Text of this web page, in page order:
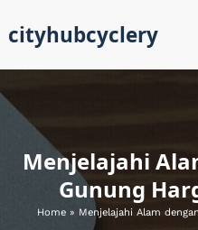
content
cityhubcyclery
Menjelajahi
Gunung
Home » Menjelajahi Alam